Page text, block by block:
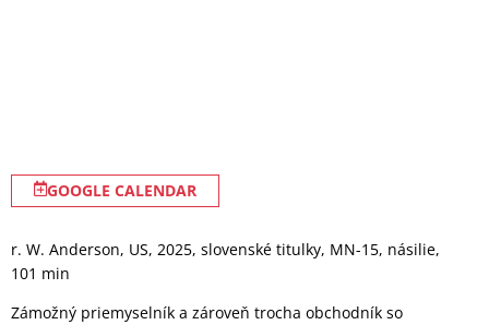
GOOGLE CALENDAR
r. W. Anderson, US, 2025, slovenské titulky, MN-15, násilie,
101 min
Zámožný priemyselník a zároveň trocha obchodník so